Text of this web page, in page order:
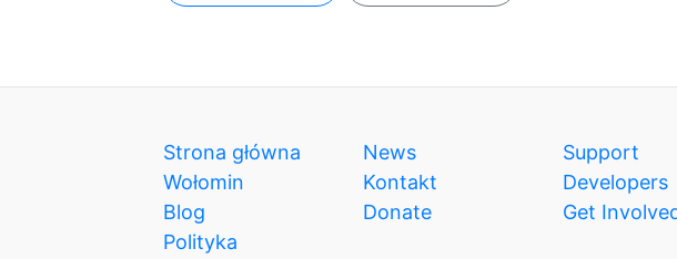
Strona główna
Wołomin
Blog
Polityka
News
Kontakt
Donate
Support
Developers
Get